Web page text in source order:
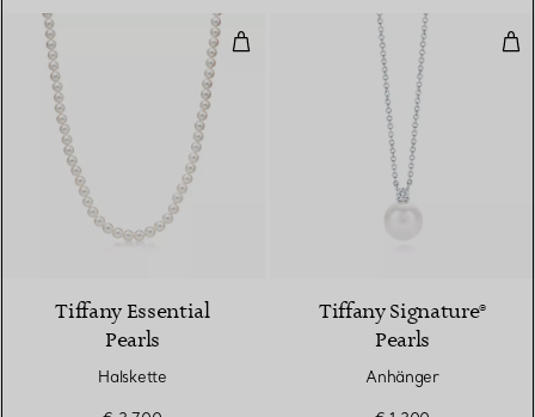
Halskette
Tiffany Essential
Pearls
Halskette
Tiffany Signature®
Pearls
Anhänger